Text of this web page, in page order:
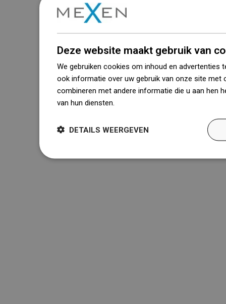
Deze website maakt gebruik van
We gebruiken cookies om inhoud en advertenties
ook informatie over uw gebruik van onze site met
combineren met andere informatie die u aan hen
van hun diensten.
DETAILS WEERGEVEN